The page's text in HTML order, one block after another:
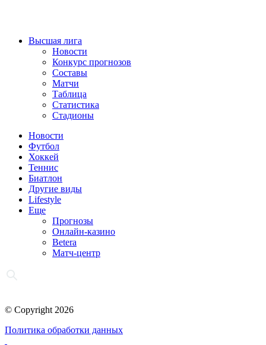
Высшая лига
Новости
Конкурс прогнозов
Составы
Матчи
Таблица
Статистика
Стадионы
Новости
Футбол
Хоккей
Теннис
Биатлон
Другие виды
Lifestyle
Еще
Прогнозы
Онлайн-казино
Betera
Матч-центр
© Copyright 2026
Политика обработки данных